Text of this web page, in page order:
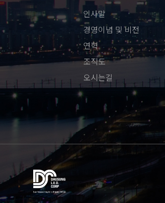
인사말
경영이념 및 비전
연혁
조직도
오시는길